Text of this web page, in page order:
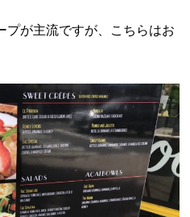
プが主流ですが、こちらはお